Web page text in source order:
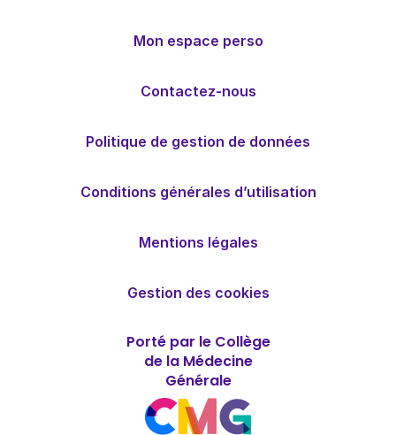
Mon espace perso
Contactez-nous
Politique de gestion de données
Conditions générales d’utilisation
Mentions légales
Gestion des cookies
Porté par le Collège
de la Médecine
Générale